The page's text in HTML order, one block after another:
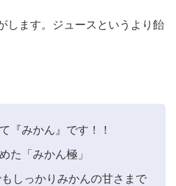
します。ジュースというより飴
『みかん』です！！
た「みかん極」
しっかりみかんの甘さまで